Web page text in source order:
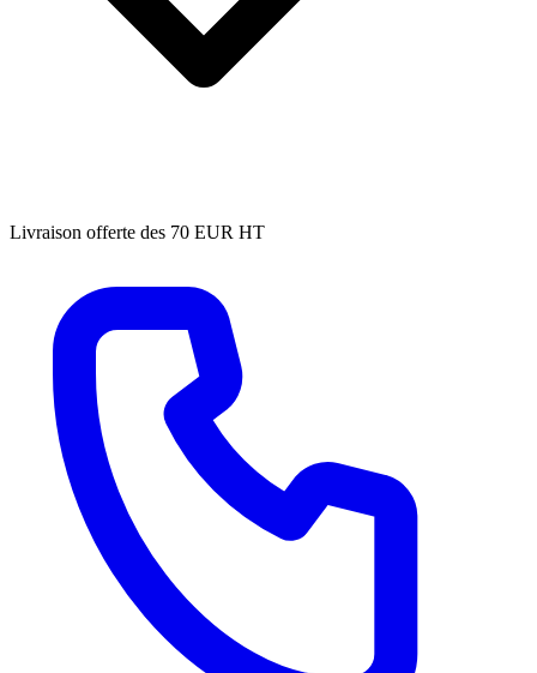
Livraison offerte des 70 EUR HT